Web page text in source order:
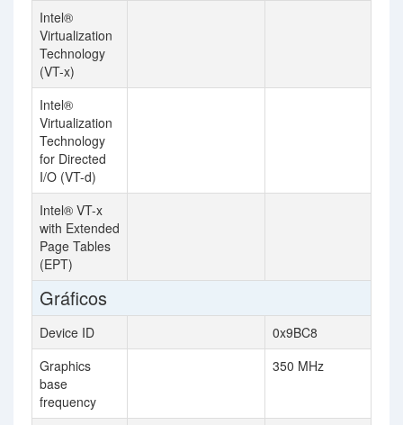
Intel®
Virtualization
Technology
(VT-x)
Intel®
Virtualization
Technology
for Directed
I/O (VT-d)
Intel® VT-x
with Extended
Page Tables
(EPT)
Gráficos
Device ID
0x9BC8
Graphics
base
frequency
350 MHz